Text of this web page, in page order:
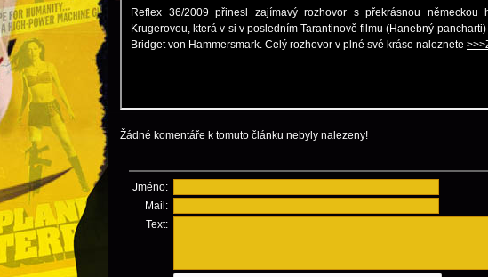
Žádné komentáře k tomuto článku nebyly nalezeny!
Jméno:
Mail:
Text: